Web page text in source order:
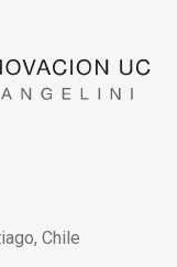
Chile